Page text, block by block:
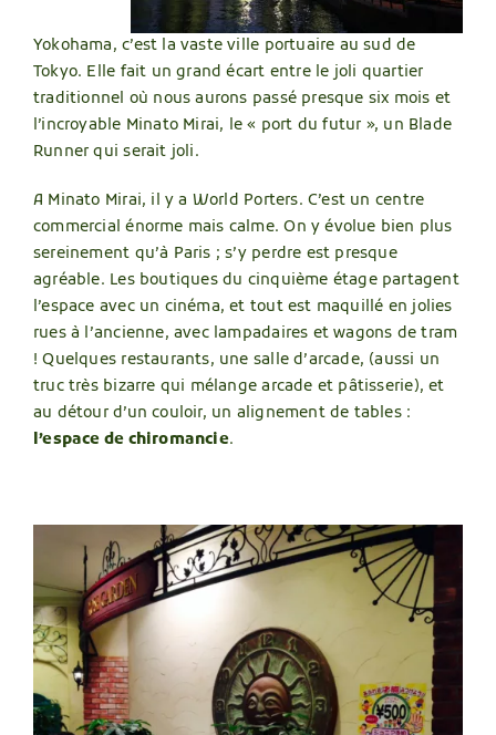
Yokohama, c’est la vaste ville portuaire au sud de
Tokyo. Elle fait un grand écart entre le joli quartier
traditionnel où nous aurons passé presque six mois et
l’incroyable Minato Mirai, le « port du futur », un Blade
Runner qui serait joli.
A Minato Mirai, il y a World Porters. C’est un centre
commercial énorme mais calme. On y évolue bien plus
sereinement qu’à Paris ; s’y perdre est presque
agréable. Les boutiques du cinquième étage partagent
l’espace avec un cinéma, et tout est maquillé en jolies
rues à l’ancienne, avec lampadaires et wagons de tram
! Quelques restaurants, une salle d’arcade, (aussi un
truc très bizarre qui mélange arcade et pâtisserie), et
au détour d’un couloir, un alignement de tables :
l’espace de chiromancie.